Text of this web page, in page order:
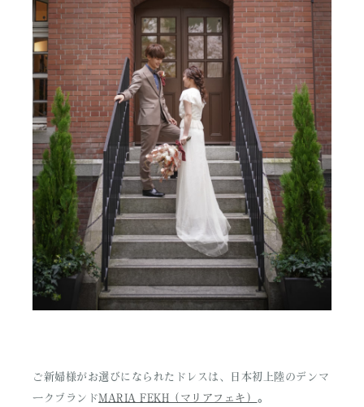
ご新婦様がお選びになられたドレスは、日本初上陸のデンマ
ークブランドMARIA FEKH（マリアフェキ）
。